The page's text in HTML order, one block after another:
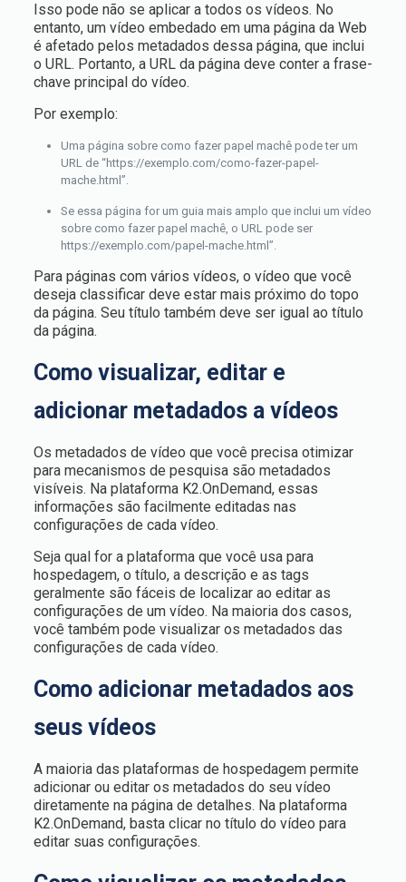
Isso pode não se aplicar a todos os vídeos. No
entanto, um vídeo embedado em uma página da Web
é afetado pelos metadados dessa página, que inclui
o URL. Portanto, a URL da página deve conter a frase-
chave principal do vídeo.
Por exemplo:
Uma página sobre como fazer papel machê pode ter um
URL de “https://exemplo.com/como-fazer-papel-
mache.html”.
Se essa página for um guia mais amplo que inclui um vídeo
sobre como fazer papel machê, o URL pode ser
https://exemplo.com/papel-mache.html”.
Para páginas com vários vídeos, o vídeo que você
deseja classificar deve estar mais próximo do topo
da página. Seu título também deve ser igual ao título
da página.
Como visualizar, editar e
adicionar metadados a vídeos
Os metadados de vídeo que você precisa otimizar
para mecanismos de pesquisa são metadados
visíveis. Na plataforma K2.OnDemand, essas
informações são facilmente editadas nas
configurações de cada vídeo.
Seja qual for a plataforma que você usa para
hospedagem, o título, a descrição e as tags
geralmente são fáceis de localizar ao editar as
configurações de um vídeo. Na maioria dos casos,
você também pode visualizar os metadados das
configurações de cada vídeo.
Como adicionar metadados aos
seus vídeos
A maioria das plataformas de hospedagem permite
adicionar ou editar os metadados do seu vídeo
diretamente na página de detalhes. Na plataforma
K2.OnDemand, basta clicar no título do vídeo para
editar suas configurações.